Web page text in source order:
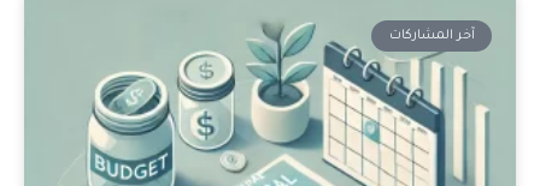
آخر المشاركات